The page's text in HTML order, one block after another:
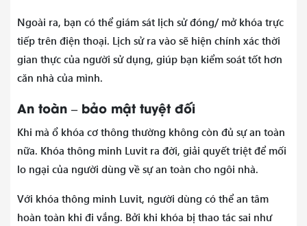
Ngoài ra, bạn có thể giám sát lịch sử đóng/ mở khóa trực
tiếp trên điện thoại. Lịch sử ra vào sẽ hiện chính xác thời
gian thực của người sử dụng, giúp bạn kiểm soát tốt hơn
căn nhà của mình.
An toàn – bảo mật tuyệt đối
Khi mà ổ khóa cơ thông thường không còn đủ sự an toàn
nữa. Khóa thông minh Luvit ra đời, giải quyết triệt để mối
lo ngại của người dùng về sự an toàn cho ngôi nhà.
Với khóa thông minh Luvit, người dùng có thể an tâm
hoàn toàn khi đi vắng. Bởi khi khóa bị thao tác sai như